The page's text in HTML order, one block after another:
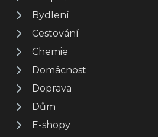
Bydlení
Cestování
Chemie
Domácnost
Doprava
Dům
E-shopy